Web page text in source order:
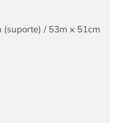
/ 53m x 51cm